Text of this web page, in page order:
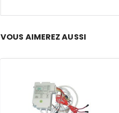
VOUS AIMEREZ AUSSI